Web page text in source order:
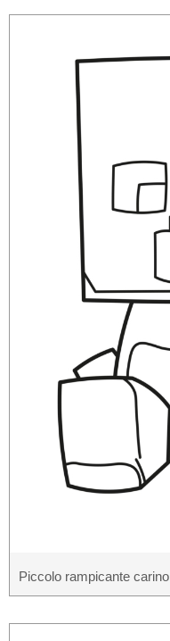
Piccolo rampicante carino